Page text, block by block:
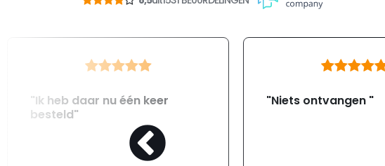
"Ik heb daar nu één keer
besteld"
"Niets ontvangen "